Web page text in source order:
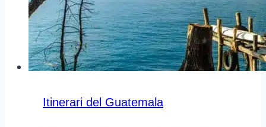
Itinerari del Guatemala